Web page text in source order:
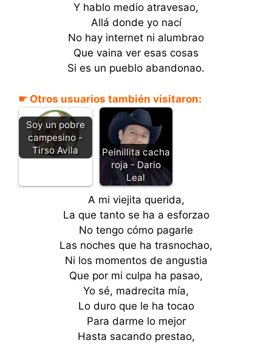
Y hablo medio atravesao,
Allá donde yo nací
No hay internet ni alumbrao
Que vaina ver esas cosas
Si es un pueblo abandonao.
☛ Otros usuarios también visitaron:
Soy un pobre
campesino -
Tirso Avila
Peinillita cacha
roja - Dario
Leal
A mi viejita querida,
La que tanto se ha a esforzao
No tengo cómo pagarle
Las noches que ha trasnochao,
Ni los momentos de angustia
Que por mi culpa ha pasao,
Yo sé, madrecita mía,
Lo duro que le ha tocao
Para darme lo mejor
Hasta sacando prestao,